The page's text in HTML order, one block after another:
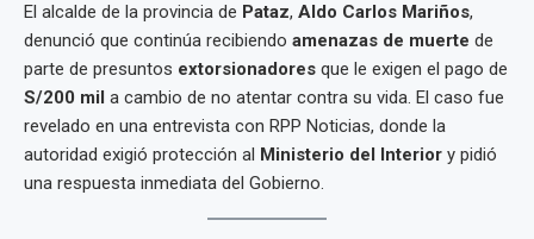
El alcalde de la provincia de Pataz, Aldo Carlos Mariños,
denunció que continúa recibiendo amenazas de muerte de
parte de presuntos extorsionadores que le exigen el pago de
S/200 mil a cambio de no atentar contra su vida. El caso fue
revelado en una entrevista con RPP Noticias, donde la
autoridad exigió protección al Ministerio del Interior y pidió
una respuesta inmediata del Gobierno.